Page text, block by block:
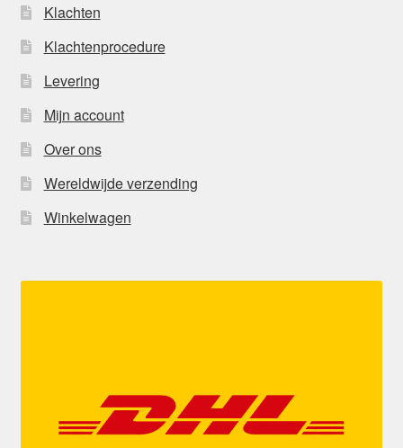
Klachten
Klachtenprocedure
Levering
Mijn account
Over ons
Wereldwijde verzending
Winkelwagen